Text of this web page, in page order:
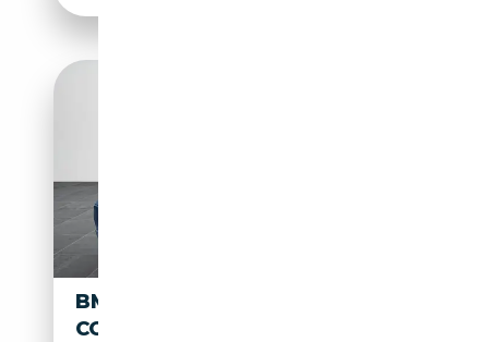
BMW 640 BAUREIHE 6 GRAN
COUPE 640 D XDRIVE